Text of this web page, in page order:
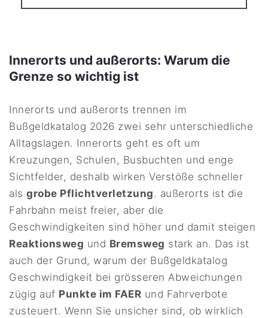
Innerorts und außerorts: Warum die
Grenze so wichtig ist
Innerorts und außerorts trennen im
Bußgeldkatalog 2026 zwei sehr unterschiedliche
Alltagslagen. Innerorts geht es oft um
Kreuzungen, Schulen, Busbuchten und enge
Sichtfelder, deshalb wirken Verstöße schneller
alsgrobe Pflichtverletzung. außerorts ist die
Fahrbahn meist freier, aber die
Geschwindigkeiten sind höher und damit steigen
Reaktionsweg und Bremsweg stark an. Das ist
auch der Grund, warum der Bußgeldkatalog
Geschwindigkeit bei grösseren Abweichungen
zügig auf Punkte im FAER und Fahrverbote
zusteuert. Wenn Sie unsicher sind, ob wirklich